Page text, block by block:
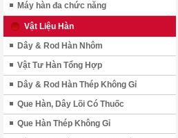
Máy hàn đa chức năng
Vật Liệu Hàn
Dây & Rod Hàn Nhôm
Vật Tư Hàn Tổng Hợp
Dây & Rod Hàn Thép Không Gỉ
Que Hàn, Dây Lõi Có Thuốc
Que Hàn Thép Không Gỉ